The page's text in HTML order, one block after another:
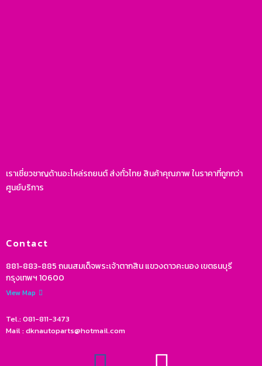
เราเชี่ยวชาญด้านอะไหล่รถยนต์ ส่งทั่วไทย สินค้าคุณภาพ ในราคาที่ถูกกว่า
ศูนย์บริการ
Contact
881-883-885 ถนนสมเด็จพระเจ้าตากสิน แขวงดาวคะนอง เขตธนบุรี
กรุงเทพฯ 10600
View Map
Tel.: 081-811-3473
Mail : dknautoparts@hotmail.com